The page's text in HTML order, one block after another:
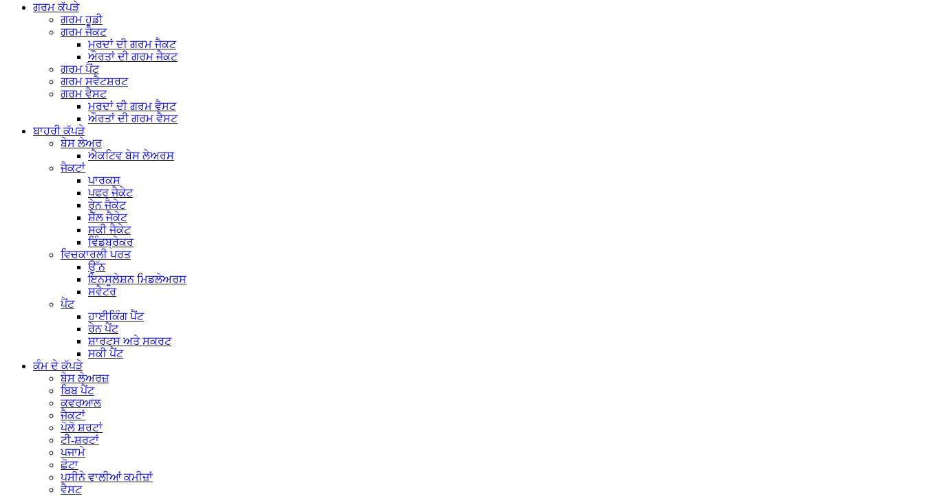
ਗਰਮ ਕੱਪੜੇ
ਗਰਮ ਹੂਡੀ
ਗਰਮ ਜੈਕਟ
ਮਰਦਾਂ ਦੀ ਗਰਮ ਜੈਕਟ
ਔਰਤਾਂ ਦੀ ਗਰਮ ਜੈਕਟ
ਗਰਮ ਪੈਂਟ
ਗਰਮ ਸਵੈਟਸ਼ਰਟ
ਗਰਮ ਵੈਸਟ
ਮਰਦਾਂ ਦੀ ਗਰਮ ਵੈਸਟ
ਔਰਤਾਂ ਦੀ ਗਰਮ ਵੈਸਟ
ਬਾਹਰੀ ਕੱਪੜੇ
ਬੇਸ ਲੇਅਰ
ਐਕਟਿਵ ਬੇਸ ਲੇਅਰਸ
ਜੈਕਟਾਂ
ਪਾਰਕਸ
ਪਫਰ ਜੈਕੇਟ
ਰੇਨ ਜੈਕੇਟ
ਸ਼ੈੱਲ ਜੈਕੇਟ
ਸਕੀ ਜੈਕੇਟ
ਵਿੰਡਬ੍ਰੇਕਰ
ਵਿਚਕਾਰਲੀ ਪਰਤ
ਉੱਨ
ਇਨਸੂਲੇਸ਼ਨ ਮਿਡਲੇਅਰਸ
ਸਵੈਟਰ
ਪੈਂਟ
ਹਾਈਕਿੰਗ ਪੈਂਟ
ਰੇਨ ਪੈਂਟ
ਸ਼ਾਰਟਸ ਅਤੇ ਸਕਰਟ
ਸਕੀ ਪੈਂਟ
ਕੰਮ ਦੇ ਕੱਪੜੇ
ਬੇਸ ਲੇਅਰਜ਼
ਬਿਬ ਪੈਂਟ
ਕਵਰਆਲ
ਜੈਕਟਾਂ
ਪੋਲੋ ਸ਼ਰਟਾਂ
ਟੀ-ਸ਼ਰਟਾਂ
ਪਜਾਮੇ
ਛੋਟਾ
ਪਸੀਨੇ ਵਾਲੀਆਂ ਕਮੀਜ਼ਾਂ
ਵੈਸਟ